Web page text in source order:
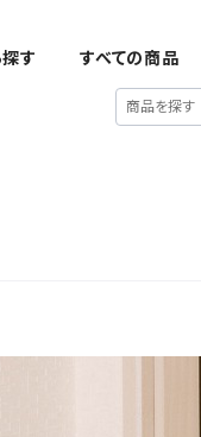
す すべての商品